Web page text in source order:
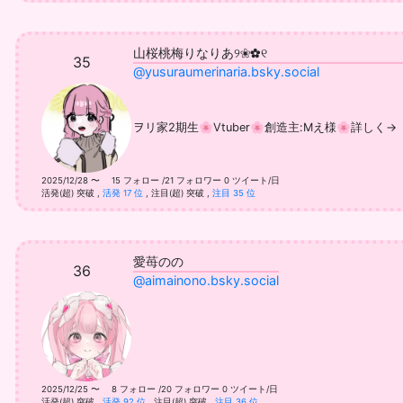
35
山桜桃梅りなりあ୨❀✿୧
@yusuraumerinaria.bsky.social
ヲリ家2期生🌸Vtuber🌸創造主:Mえ様🌸詳しく
2025/12/28 〜 15 フォロー /21 フォロワー 0 ツイート/日
活発(超) 突破
活発 17 位 注目(超) 突破 注目 35 位
36
愛苺のの
@aimainono.bsky.social
2025/12/25 〜 8 フォロー /20 フォロワー 0 ツイート/日